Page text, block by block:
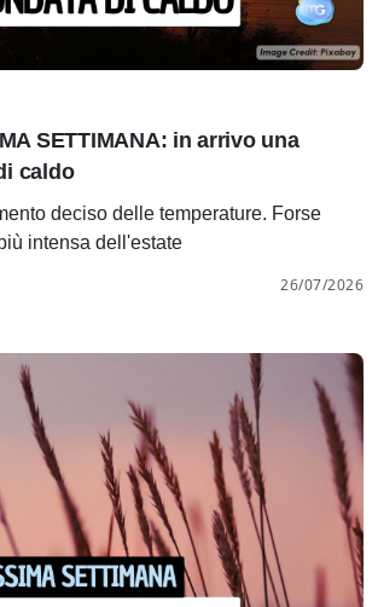
SETTIMANA: in arrivo una
caldo
deciso delle temperature. Forse
intensa dell'estate
26/07/2026